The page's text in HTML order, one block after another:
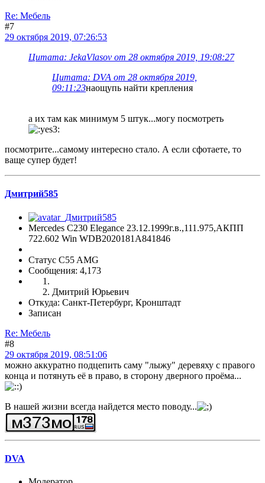
Re: Мебель
#7
29 октября 2019, 07:26:53
Цитата: JekaVlasov от 28 октября 2019, 19:08:27
Цитата: DVA от 28 октября 2019,
09:11:23наощупь найти крепления
а их там как минимум 5 штук...могу посмотреть
посмотрите...самому интересно стало. А если сфотаете, то
ваще супер будет!
Дмитрий585
Mercedes C230 Elegance 23.12.1999г.в.,111.975,АКПП
722.602 Win WDB2020181A841846
Статус C55 AMG
Сообщения: 4,173
Дмитрий Юрьевич
Откуда: Санкт-Петербург, Кронштадт
Записан
Re: Мебель
#8
29 октября 2019, 08:51:06
можно аккуратно подцепить саму "лыжу" деревяху с правого
конца и потянуть её в право, в сторону дверного проёма...
В нашей жизни всегда найдется место поводу...
DVA